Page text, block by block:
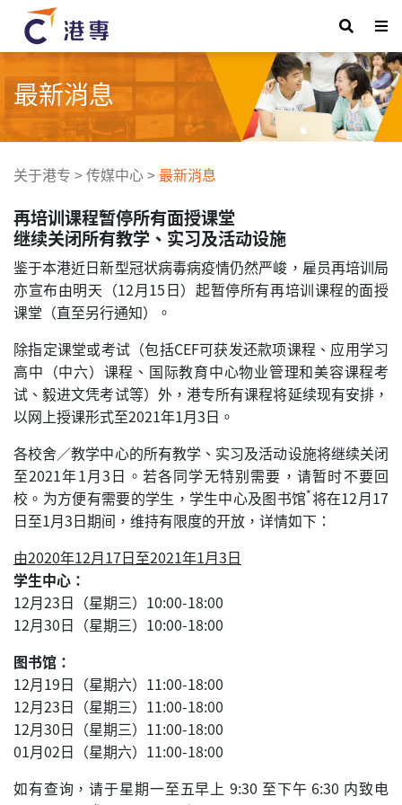
最新消息
关于港专 >传媒中心> 最新消息
再培训课程暂停所有面授课堂
继续关闭所有教学、实习及活动设施
鉴于本港近日新型冠状病毒病疫情仍然严峻，雇员再培训局
亦宣布由明天（12月15日）起暂停所有再培训课程的面授
课堂（直至另行通知）。
除指定课堂或考试（包括CEF可获发还款项课程、应用学习
高中（中六）课程、国际教育中心物业管理和美容课程考
试、毅进文凭考试等）外，港专所有课程将延续现有安排，
以网上授课形式至2021年1月3日。
各校舍／教学中心的所有教学、实习及活动设施将继续关闭
至2021年1月3日。若各同学无特别需要，请暂时不要回
校。为方便有需要的学生，学生中心及图书馆*将在12月17
日至1月3日期间，维持有限度的开放，详情如下：
由2020年12月17日至2021年1月3日
学生中心：
12月23日（星期三）10:00-18:00
12月30日（星期三）10:00-18:00
图书馆：
12月19日（星期六）11:00-18:00
12月23日（星期三）11:00-18:00
12月30日（星期三）11:00-18:00
01月02日（星期六）11:00-18:00
如有查询，请于星期一至五早上 9:30 至下午 6:30 内致电